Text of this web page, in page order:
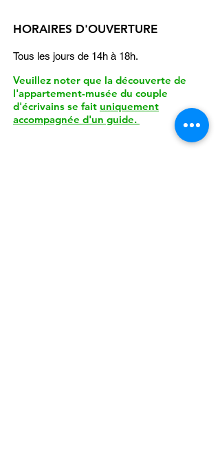
HORAIRES D'OUVERTURE
Tous les jours de 14h à 18h.
Veuillez noter que la découverte de
l'appartement-musée du couple
d'écrivains se fait uniquement
accompagnée d'un guide.